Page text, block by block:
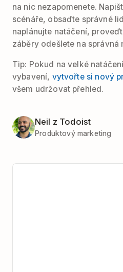
na nic nezapomenete.
scénáře, obsaďte správné
naplánujte natáčení,
záběry odešlete na správná
Tip: Pokud na velké
vybavení, vytvořte si nový
všem udržovat přehled.
Neil z Todoist
Produktový marketing